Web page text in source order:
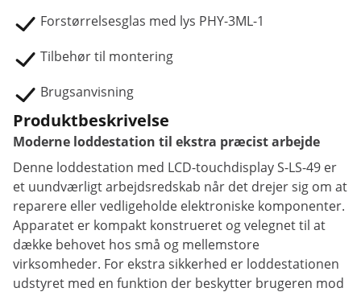
Forstørrelsesglas med lys PHY-3ML-1
Tilbehør til montering
Brugsanvisning
Produktbeskrivelse
Moderne loddestation til ekstra præcist arbejde
Denne loddestation med LCD-touchdisplay S-LS-49 er
et uundværligt arbejdsredskab når det drejer sig om at
reparere eller vedligeholde elektroniske komponenter.
Apparatet er kompakt konstrueret og velegnet til at
dække behovet hos små og mellemstore
virksomheder. For ekstra sikkerhed er loddestationen
udstyret med en funktion der beskytter brugeren mod